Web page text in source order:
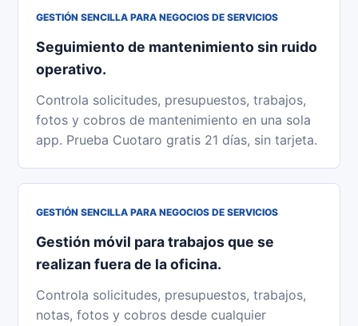
GESTIÓN SENCILLA PARA NEGOCIOS DE SERVICIOS
Seguimiento de mantenimiento sin ruido
operativo.
Controla solicitudes, presupuestos, trabajos,
fotos y cobros de mantenimiento en una sola
app. Prueba Cuotaro gratis 21 días, sin tarjeta.
GESTIÓN SENCILLA PARA NEGOCIOS DE SERVICIOS
Gestión móvil para trabajos que se
realizan fuera de la oficina.
Controla solicitudes, presupuestos, trabajos,
notas, fotos y cobros desde cualquier